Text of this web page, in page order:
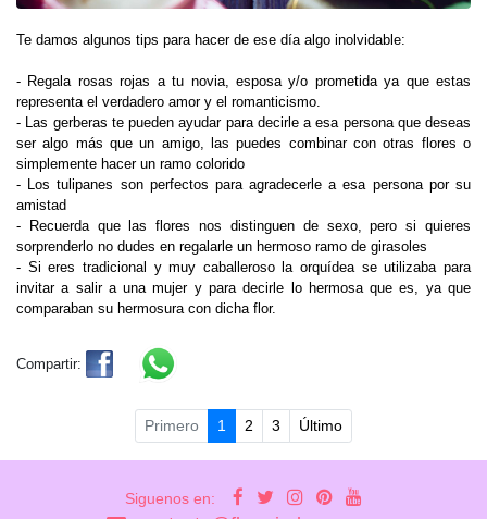
Te damos algunos tips para hacer de ese día algo inolvidable:
- Regala rosas rojas a tu novia, esposa y/o prometida ya que estas
representa el verdadero amor y el romanticismo.
- Las gerberas te pueden ayudar para decirle a esa persona que deseas
ser algo más que un amigo, las puedes combinar con otras flores o
simplemente hacer un ramo colorido
- Los tulipanes son perfectos para agradecerle a esa persona por su
amistad
- Recuerda que las flores nos distinguen de sexo, pero si quieres
sorprenderlo no dudes en regalarle un hermoso ramo de girasoles
- Si eres tradicional y muy caballeroso la orquídea se utilizaba para
invitar a salir a una mujer y para decirle lo hermosa que es, ya que
comparaban su hermosura con dicha flor.
Compartir:
Primero 1 2 3 Último
Siguenos en: